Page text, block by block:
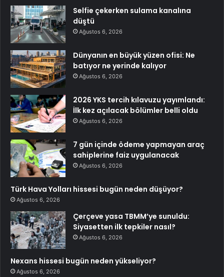
Selfie çekerken sulama kanalına
düştü
Ağustos 6, 2026
Dünyanın en büyük yüzen ofisi: Ne
batıyor ne yerinde kalıyor
Ağustos 6, 2026
2026 YKS tercih kılavuzu yayımlandı:
İlk kez açılacak bölümler belli oldu
Ağustos 6, 2026
7 gün içinde ödeme yapmayan araç
sahiplerine faiz uygulanacak
Ağustos 6, 2026
Türk Hava Yolları hissesi bugün neden düşüyor?
Ağustos 6, 2026
Çerçeve yasa TBMM’ye sunuldu:
Siyasetten ilk tepkiler nasıl?
Ağustos 6, 2026
Nexans hissesi bugün neden yükseliyor?
Ağustos 6, 2026